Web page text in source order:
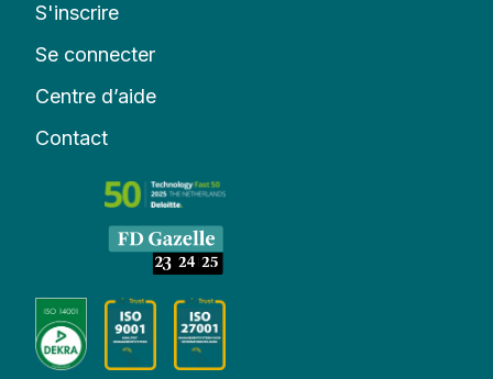
S'inscrire
Se connecter
Centre d’aide
Contact